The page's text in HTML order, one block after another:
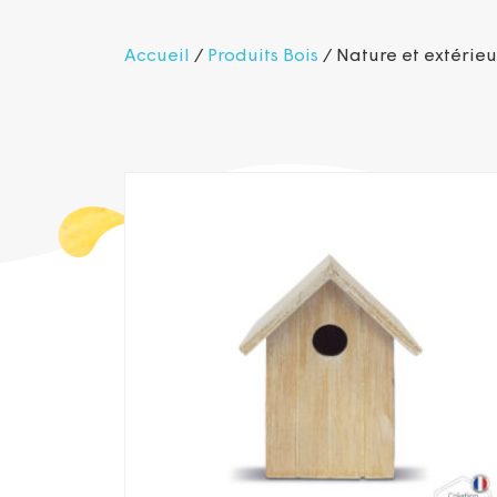
Accueil / Produits Bois / Nature et